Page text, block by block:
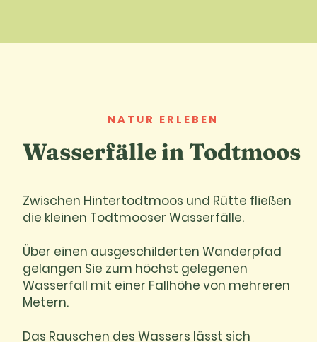
NATUR ERLEBEN
Wasserfälle in Todtmoos
Zwischen Hintertodtmoos und Rütte fließen
die kleinen Todtmooser Wasserfälle.
Über einen ausgeschilderten Wanderpfad
gelangen Sie zum höchst gelegenen
Wasserfall mit einer Fallhöhe von mehreren
Metern.
Das Rauschen des Wassers lässt sich